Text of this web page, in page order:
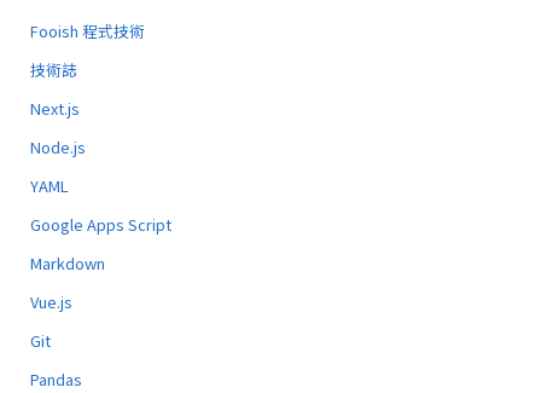
Fooish 程式技術
技術誌
Next.js
Node.js
YAML
Google Apps Script
Markdown
Vue.js
Git
Pandas